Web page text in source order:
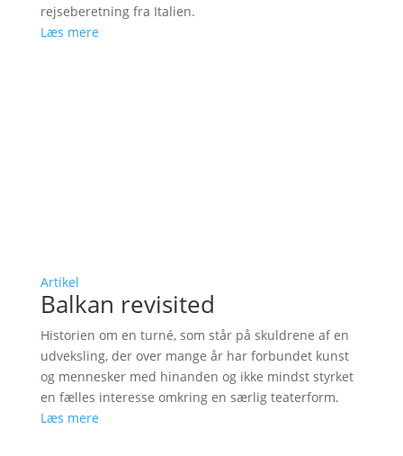
rejseberetning fra Italien.
Læs mere
Artikel
Balkan revisited
Historien om en turné, som står på skuldrene af en
udveksling, der over mange år har forbundet kunst
og mennesker med hinanden og ikke mindst styrket
en fælles interesse omkring en særlig teaterform.
Læs mere